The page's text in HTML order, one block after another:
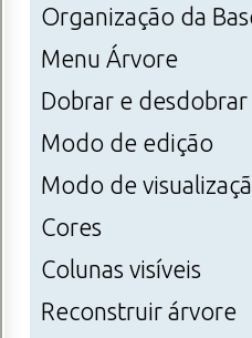
Organização da
Menu Árvore
Dobrar e
Modo de edição
Modo de
Cores
Colunas visíveis
Reconstruir árvore